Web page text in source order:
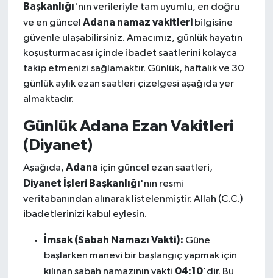
Başkanlığı'nın verileriyle tam uyumlu, en doğru
ve en güncelAdana namaz vakitleri bilgisine
güvenle ulaşabilirsiniz. Amacımız, günlük hayatın
koşuşturmacası içinde ibadet saatlerini kolayca
takip etmenizi sağlamaktır. Günlük, haftalık ve 30
günlük aylık ezan saatleri çizelgesi aşağıda yer
almaktadır.
Günlük Adana Ezan Vakitleri
(Diyanet)
Aşağıda,Adana için güncel ezan saatleri,
Diyanet İşleri Başkanlığı'nın resmi
veritabanından alınarak listelenmiştir. Allah (C.C.)
ibadetlerinizi kabul eylesin.
İmsak (Sabah Namazı Vakti): Güne
başlarken manevi bir başlangıç yapmak için
kılınan sabah namazının vakti 04:10'dir. Bu